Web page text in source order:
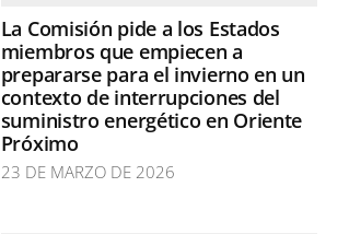
La Comisión pide a los Estados
miembros que empiecen a
prepararse para el invierno en un
contexto de interrupciones del
suministro energético en Oriente
Próximo
23 DE MARZO DE 2026